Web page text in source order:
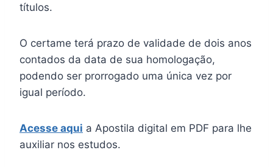
títulos.
O certame terá prazo de validade de dois anos
contados da data de sua homologação,
podendo ser prorrogado uma única vez por
igual período.
Acesse aqui a Apostila digital em PDF para lhe
auxiliar nos estudos.